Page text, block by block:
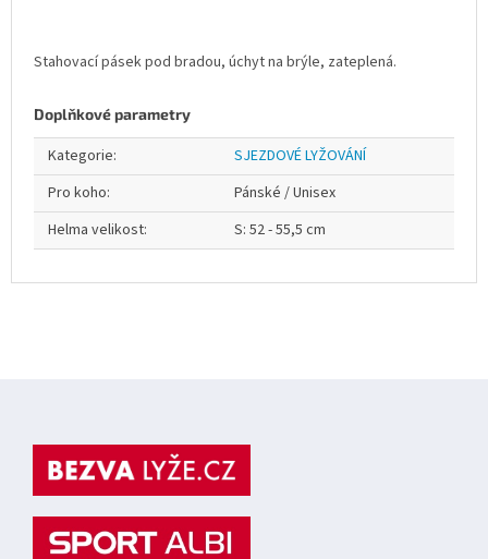
Stahovací pásek pod bradou, úchyt na brýle, zateplená.
Doplňkové parametry
Kategorie:
SJEZDOVÉ LYŽOVÁNÍ
Pro koho:
Pánské / Unisex
Helma velikost: S: 52 - 55,5 cm